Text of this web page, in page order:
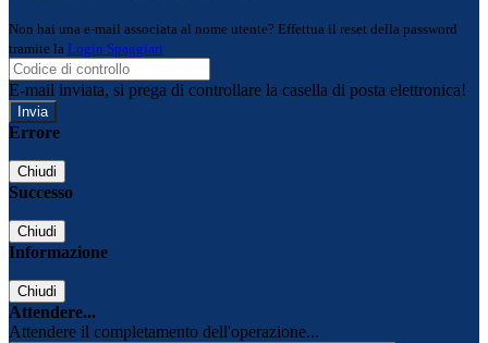
Non hai una e-mail associata al nome utente? Effettua il reset della password
tramite la Login Spaggiari
E-mail inviata, si prega di controllare la casella di posta elettronica!
Errore
Chiudi
Successo
Chiudi
Informazione
Chiudi
Attendere...
Attendere il completamento dell'operazione...